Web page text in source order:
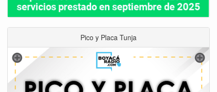
Pico y Placa Tunja